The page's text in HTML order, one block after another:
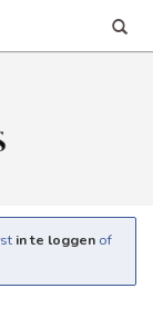
in te loggen of